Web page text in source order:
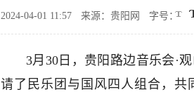
2024-04-01 11:57 来源：贵阳网 字号：
3月30日，贵阳路边音乐会·
请了民乐团与国风四人组合，共